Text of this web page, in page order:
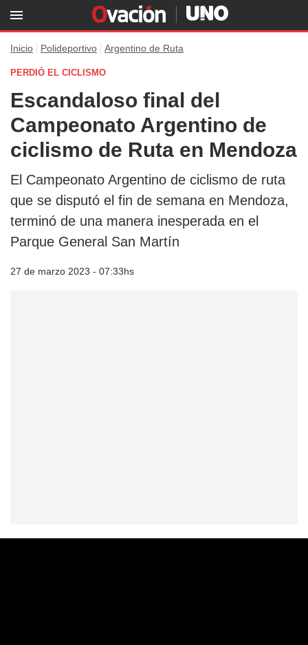
Inicio Polideportivo Argentino de Ruta
PERDIÓ EL CICLISMO
Escandaloso final del
Campeonato Argentino de
ciclismo de Ruta en Mendoza
El Campeonato Argentino de ciclismo de ruta
que se disputó el fin de semana en Mendoza,
terminó de una manera inesperada en el
Parque General San Martín
27 de marzo 2023 - 07:33hs